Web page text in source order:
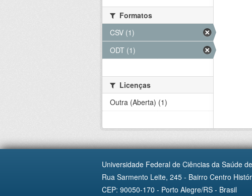
Formatos
CSV (1)
ODT (1)
Licenças
Outra (Aberta) (1)
Universidade Federal de Ciências da Saúde
Rua Sarmento Leite, 245 - Bairro Centro
CEP: 90050-170 - Porto Alegre/RS - Brasil